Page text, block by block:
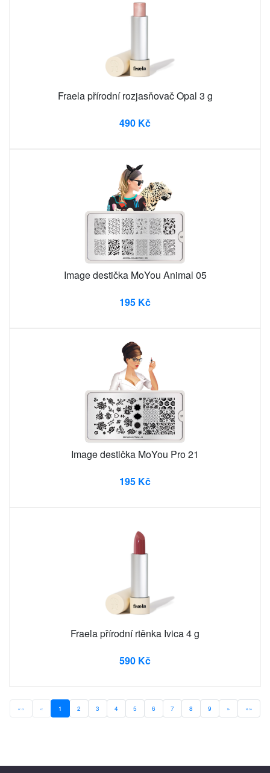
Fraela přírodní rozjasňovač Opal 3 g
490 Kč
Image destička MoYou Animal 05
195 Kč
Image destička MoYou Pro 21
195 Kč
Fraela přírodní rtěnka Ivica 4 g
590 Kč
«« « 1 2 3 4 5 6 7 8 9 » »»